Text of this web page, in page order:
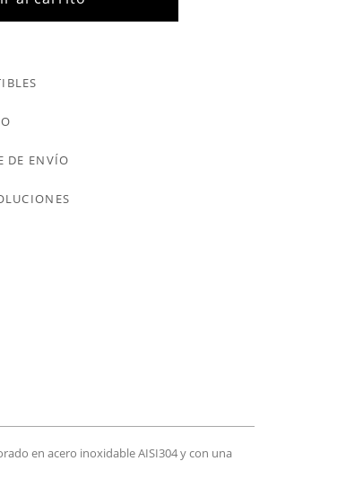
DE ENVÍO
en acero inoxidable AISI304 y con una